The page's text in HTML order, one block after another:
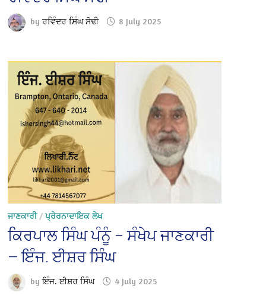
byਰਵਿੰਦਰ ਸਿੰਘ ਸੋਢੀ 8 July 2025
ਜਾਣਕਾਰੀ/ਪ੍ਰੇਰਨਾਦਾਇਕ ਲੇਖ
ਕਿਰਪਾਲ ਸਿੰਘ ਪੰਨੂੰ – ਸੰਖੇਪ ਜਾਣਕਾਰੀ
— ਇੰਜ. ਈਸ਼ਰ ਸਿੰਘ
byਇੰਜ. ਈਸ਼ਰ ਸਿੰਘ 4 July 2025